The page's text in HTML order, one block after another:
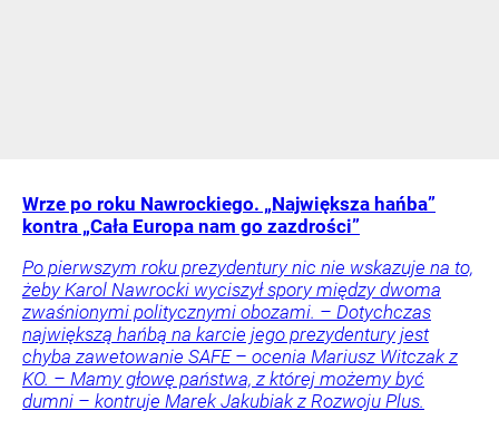
Wrze po roku Nawrockiego. „Największa hańba”
kontra „Cała Europa nam go zazdrości”
Po pierwszym roku prezydentury nic nie wskazuje na to,
żeby Karol Nawrocki wyciszył spory między dwoma
zwaśnionymi politycznymi obozami. – Dotychczas
największą hańbą na karcie jego prezydentury jest
chyba zawetowanie SAFE – ocenia Mariusz Witczak z
KO. – Mamy głowę państwa, z której możemy być
dumni – kontruje Marek Jakubiak z Rozwoju Plus.